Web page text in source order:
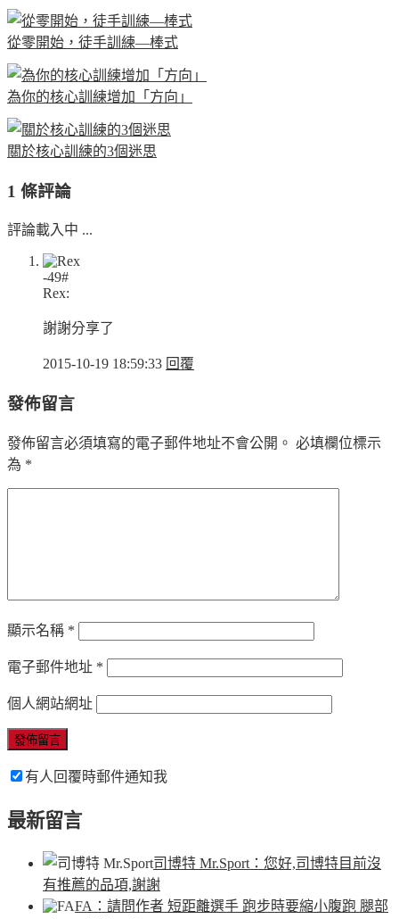
從零開始，徒手訓練—棒式
為你的核心訓練增加「方向」
關於核心訓練的3個迷思
1 條評論
評論載入中 ...
-49#
Rex:
謝謝分享了
2015-10-19 18:59:33 回覆
發佈留言
發佈留言必須填寫的電子郵件地址不會公開。 必填欄位標示
為 *
顯示名稱 *
電子郵件地址 *
個人網站網址
有人回覆時郵件通知我
最新留言
司博特 Mr.Sport：您好,司博特目前沒
有推薦的品項,謝謝
FA ：請問作者 短距離選手 跑步時要縮小腹跑 腿部